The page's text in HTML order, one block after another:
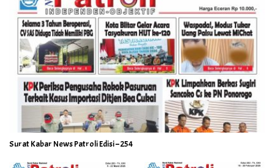
Surat Kabar News Patroli Edisi – 254